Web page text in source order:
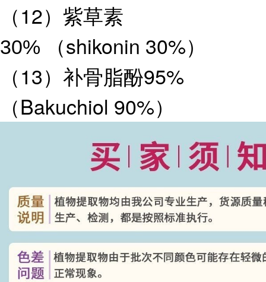
（12）紫草素
30%
（shikonin 30%）
（13）补骨脂酚95%
（Bakuchiol 90%）